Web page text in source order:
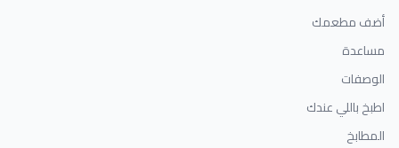
أضف مطعمك
مساعدة
الوصفات
اطبخ باللي عندك
المطابخ